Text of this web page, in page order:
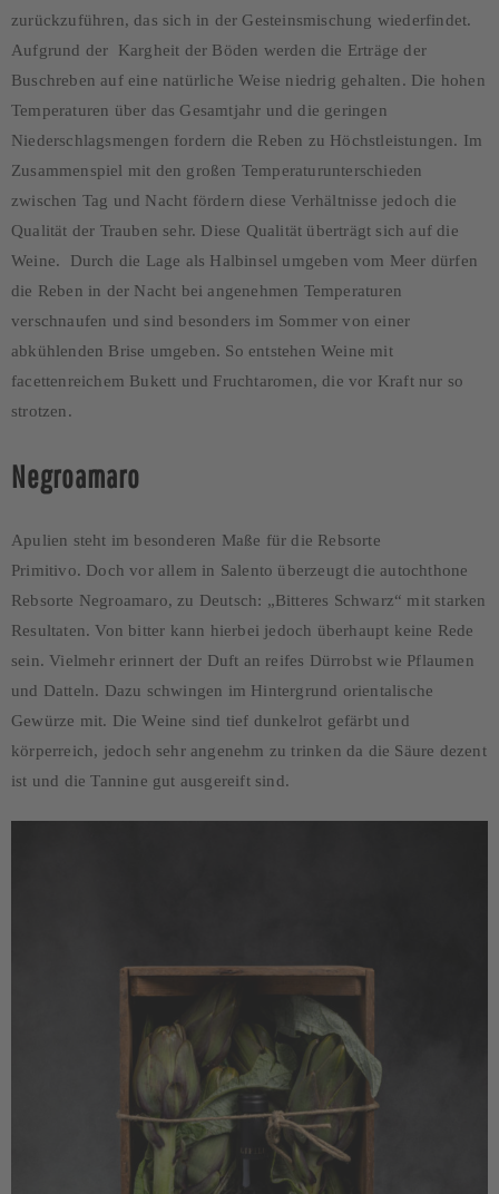
zurückzuführen, das sich in der Gesteinsmischung wiederfindet.
Aufgrund der Kargheit der Böden werden die Erträge der
Buschreben auf eine natürliche Weise niedrig gehalten. Die hohen
Temperaturen über das Gesamtjahr und die geringen
Niederschlagsmengen fordern die Reben zu Höchstleistungen. Im
Zusammenspiel mit den großen Temperaturunterschieden
zwischen Tag und Nacht fördern diese Verhältnisse jedoch die
Qualität der Trauben sehr. Diese Qualität überträgt sich auf die
Weine. Durch die Lage als Halbinsel umgeben vom Meer dürfen
die Reben in der Nacht bei angenehmen Temperaturen
verschnaufen und sind besonders im Sommer von einer
abkühlenden Brise umgeben. So entstehen Weine mit
facettenreichem Bukett und Fruchtaromen, die vor Kraft nur so
strotzen.
Negroamaro
Apulien steht im besonderen Maße für die Rebsorte
Primitivo. Doch vor allem in Salento überzeugt die autochthone
Rebsorte Negroamaro, zu Deutsch: „Bitteres Schwarz“ mit starken
Resultaten. Von bitter kann hierbei jedoch überhaupt keine Rede
sein. Vielmehr erinnert der Duft an reifes Dürrobst wie Pflaumen
und Datteln. Dazu schwingen im Hintergrund orientalische
Gewürze mit. Die Weine sind tief dunkelrot gefärbt und
körperreich, jedoch sehr angenehm zu trinken da die Säure dezent
ist und die Tannine gut ausgereift sind.